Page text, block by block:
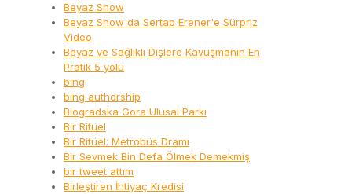
Beyaz Show
Beyaz Show'da Sertap Erener'e Sürpriz
Video
Beyaz ve Sağlıklı Dişlere Kavuşmanın En
Pratik 5 yolu
bing
bing authorship
Biogradska Gora Ulusal Parkı
Bir Ritüel
Bir Ritüel: Metrobüs Dramı
Bir Sevmek Bin Defa Ölmek Demekmiş
bir tweet attım
Birleştiren İhtiyaç Kredisi